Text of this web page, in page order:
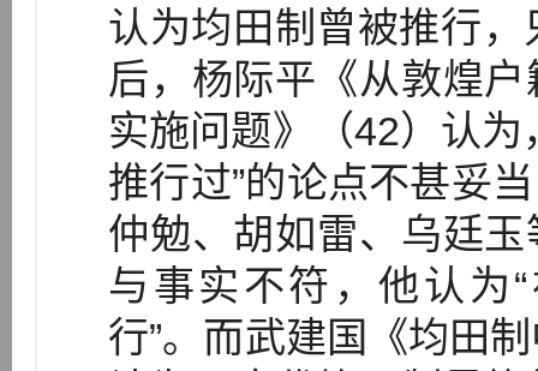
认为均田制曾被推行
后，杨际平《从敦煌
实施问题》（42）认
推行过”的论点不甚妥
仲勉、胡如雷、乌廷
与事实不符，他认为
行”。而武建国《均田